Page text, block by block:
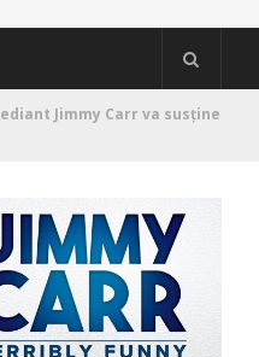
Jimmy Carr va susține